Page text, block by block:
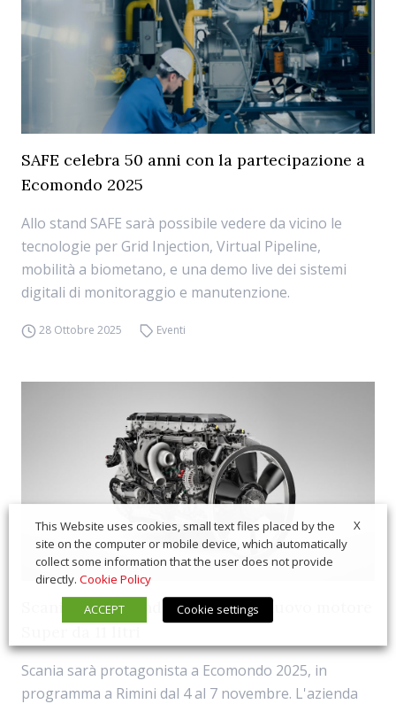
SAFE celebra 50 anni con la partecipazione a
Ecomondo 2025
Allo stand SAFE sarà possibile vedere da vicino le
tecnologie per Grid Injection, Virtual Pipeline,
mobilità a biometano, e una demo live dei sistemi
digitali di monitoraggio e manutenzione.
28 Ottobre 2025 Eventi
Scania a Ecomondo 2025 con il nuovo motore
Scania sarà protagonista a Ecomondo 2025, in
programma a Rimini dal 4 al 7 novembre. L'azienda
X
This Website uses cookies, small text files placed by the
site on the computer or mobile device, which automatically
collect some information that the user does not provide
directly. Cookie Policy
ACCEPT
Cookie settings